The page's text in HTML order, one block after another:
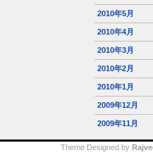
2010年5月
2010年4月
2010年3月
2010年2月
2010年1月
2009年12月
2009年11月
Theme Designed by